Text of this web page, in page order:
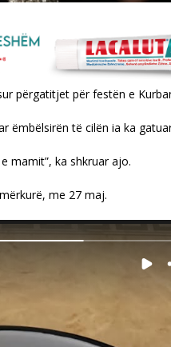
përgatitjet për festën e
ëmbëlsirën të cilën ia ka
mamit”, ka shkruar ajo.
me 27 maj.